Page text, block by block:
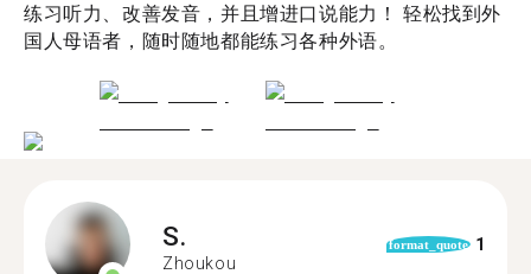
练习听力、改善发音，并且增进口说能力！ 轻松找到外
国人母语者，随时随地都能练习各种外语。
S.
Zhoukou
format_quote 1